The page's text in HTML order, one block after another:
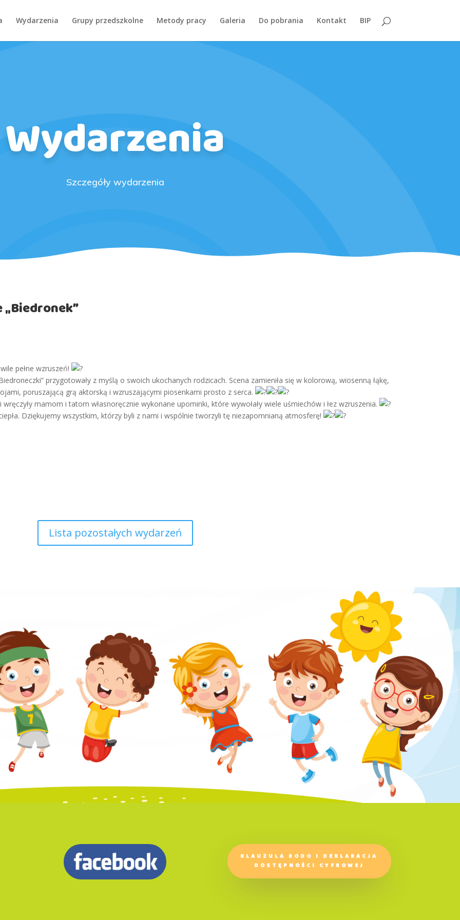
Wydarzenia Grupy przedszkolne Metody pracy Galeria Do pobrania Kontakt BIP
Wydarzenia
Szczegóły wydarzenia
pełne wzruszeń!
przygotowały z myślą o swoich ukochanych rodzicach. Scena zamieniła się w kolorową, wiosenną łąkę,
poruszającą grą aktorską i wzruszającymi piosenkami prosto z serca.
mamom i tatom własnoręcznie wykonane upominki, które wywołały wiele uśmiechów i łez wzruszenia.
Dziękujemy wszystkim, którzy byli z nami i wspólnie tworzyli tę niezapomnianą atmosferę!
Lista pozostałych wydarzeń
KLAUZULA RODO I DEKLARACJA
DOSTĘPNOŚCI CYFROWEJ